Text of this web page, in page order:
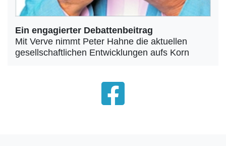
Ein engagierter Debattenbeitrag
Mit Verve nimmt Peter Hahne die aktuellen
gesellschaftlichen Entwicklungen aufs Korn